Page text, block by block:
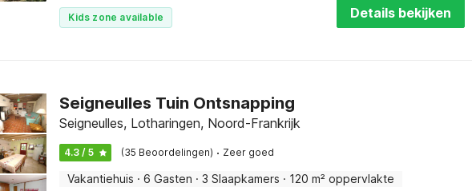
Kids zone available Details bekijken
Seigneulles Tuin Ontsnapping
Seigneulles, Lotharingen, Noord-Frankrijk
4.3 / 5 (35 Beoordelingen) · Zeer goed
Vakantiehuis · 6 Gasten · 3 Slaapkamers · 120 m² oppervlakte